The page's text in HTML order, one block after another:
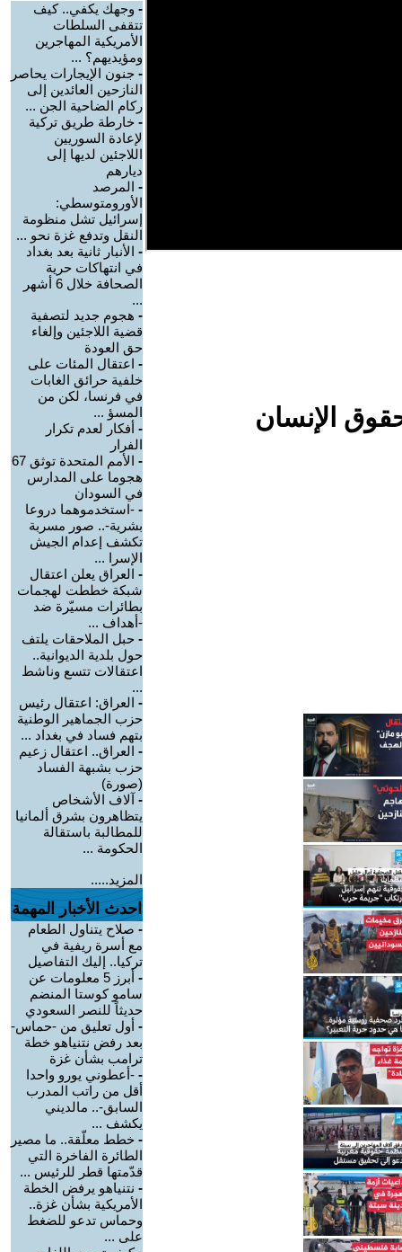
الإنسان
- وجهك يكفي.. كيف
تتقفى السلطات
الأمريكية المهاجرين
ومؤيديهم؟ ...
- جنون الإيجارات يحاصر
النازحين العائدين إلى
ركام الضاحية الجن ...
- خارطة طريق تركية
لإعادة السوريين
اللاجئين لديها إلى
ديارهم
- المرصد
الأورومتوسطي:
إسرائيل تشل منظومة
النقل وتدفع غزة نحو ...
- الأنبار ثانية بعد بغداد
في انتهاكات حرية
الصحافة خلال 6 أشهر
...
- هجوم جديد لتصفية
قضية اللاجئين وإلغاء
حق العودة
- اعتقال المئات على
خلفية حرائق الغابات
في فرنسا، لكن من
المسؤ ...
- أفكار لعدم تكرار
الفرار
-
الأمم المتحدة توثق 67
هجوما على المدارس
في السودان
- -استخدموهما دروعا
بشرية-.. صور مسربة
تكشف إعدام الجيش
الإسرا ...
- العراق يعلن اعتقال
شبكة خططت لهجمات
بطائرات مسيّرة ضد
-أهداف ...
- حبل الملاحقات يلتف
حول بلدية الديوانية..
اعتقالات تتسع وناشط
...
- العراق: اعتقال رئيس
حزب الجماهير الوطنية
بتهم فساد في بغداد ...
- العراق.. اعتقال زعيم
حزب بشبهة الفساد
(صورة)
- آلاف الأشخاص
يتظاهرون بشرق ألمانيا
للمطالبة باستقالة
الحكومة ...
المزيد.....
احدث الأخبار المهمة
- صلاح يتناول الطعام
مع أسرة ريفية في
تركيا.. إليك التفاصيل
-
أبرز 5 معلومات عن
سامو كوستا المنضم
حديثاً للنصر السعودي
- أول تعليق من -حماس-
بعد رفض نتنياهو خطة
ترامب بشأن غزة
- -أعطوني يورو واحدا
أقل من راتب المدرب
السابق-.. مالديني
يكشف ...
- خطط معلّقة.. ما مصير
الطائرة الفاخرة التي
قدّمتها قطر للرئيس ...
- نتنياهو يرفض الخطة
الأمريكية بشأن غزة..
وحماس تدعو للضغط
على ...